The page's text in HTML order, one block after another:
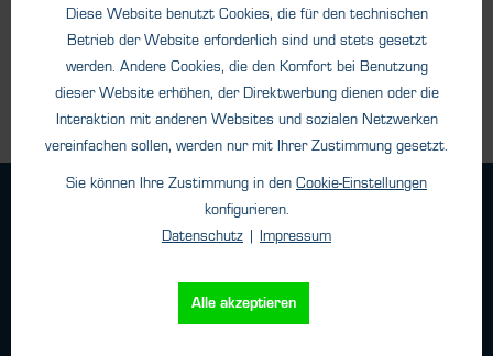
Diese Website benutzt Cookies, die für den technischen
Betrieb der Website erforderlich sind und stets gesetzt
werden. Andere Cookies, die den Komfort bei Benutzung
dieser Website erhöhen, der Direktwerbung dienen oder die
Interaktion mit anderen Websites und sozialen Netzwerken
vereinfachen sollen, werden nur mit Ihrer Zustimmung gesetzt.
Sie können Ihre Zustimmung in den Cookie-Einstellungen
konfigurieren.
Datenschutz | Impressum
Alle akzeptieren